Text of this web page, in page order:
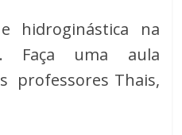
hidroginástica na
Faça uma aula
professores Thais,